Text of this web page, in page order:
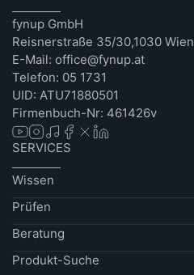
fynup GmbH
Reisnerstraße 35/30,1030 Wien
E-Mail: office@fynup.at
Telefon: 05 1731
UID: ATU71880501
Firmenbuch-Nr: 461426v
SERVICES
Wissen
Prüfen
Beratung
Produkt-Suche